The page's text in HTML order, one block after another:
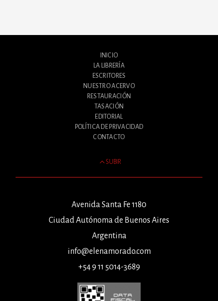
INICIO
LA LIBRERÍA
ESCRITORES
NUESTRO ACERVO
RESTAURACIÓN
TASACIÓN
EDITORIAL
POLÍTICA DE PRIVACIDAD
CONTACTO
SUBIR
Avenida Santa Fe 1180
Ciudad Autónoma de Buenos Aires
Argentina
info@elenamorado.com
+54 9 11 5014-3689